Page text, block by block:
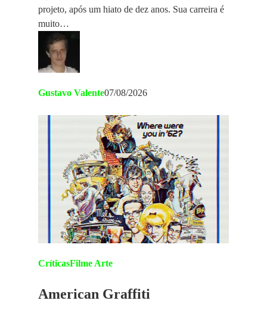
projeto, após um hiato de dez anos. Sua carreira é
muito…
Gustavo Valente07/08/2026
CríticasFilme Arte
American Graffiti